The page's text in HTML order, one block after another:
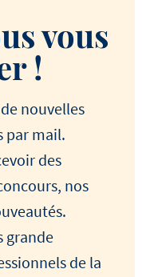
vous
!
nouvelles
par mail.
des
nos
grande
de la